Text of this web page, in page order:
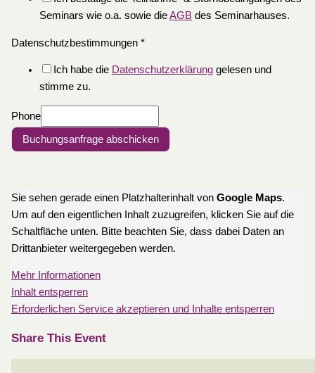
Seminars wie o.a. sowie dieAGBdes Seminarhauses.
Datenschutzbestimmungen *
Ich habe die Datenschutzerklärunggelesen und
stimme zu.
Phone
Buchungsanfrage abschicken
Sie sehen gerade einen Platzhalterinhalt von Google Maps.
Um auf den eigentlichen Inhalt zuzugreifen, klicken Sie auf die
Schaltfläche unten. Bitte beachten Sie, dass dabei Daten an
Drittanbieter weitergegeben werden.
Mehr Informationen
Inhalt entsperren
Erforderlichen Service akzeptieren und Inhalte entsperren
Share This Event